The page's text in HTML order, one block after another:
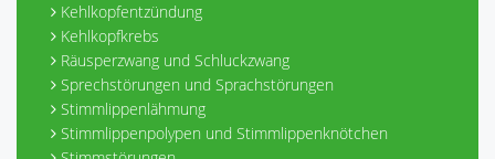
Kehlkopfentzündung
Kehlkopfkrebs
Räusperzwang und Schluckzwang
Sprechstörungen und Sprachstörungen
Stimmlippenlähmung
Stimmlippenpolypen und Stimmlippenknötchen